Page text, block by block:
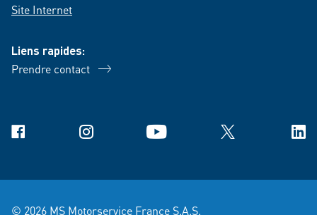
Site Internet
Liens rapides:
Prendre contact
Facebook Instagram YouTube X
© 2026 MS Motorservice France S.A.S.